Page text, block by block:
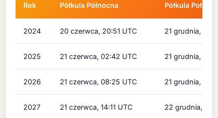
Rok Półkula Północna Półkula
2024 20 czerwca, 20:51 UTC 21 grudnia,
2025 21 czerwca, 02:42 UTC 21 grudnia,
2026 21 czerwca, 08:25 UTC 21 grudnia,
2027 21 czerwca, 14:11 UTC 22 grudnia,